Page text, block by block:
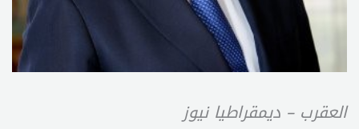
العقرب – ديمقراطيا نيوز